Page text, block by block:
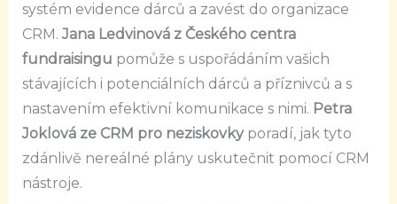
systém evidence dárců a zavést do organizace
CRM. Jana Ledvinová z Českého centra
fundraisingu pomůže s uspořádáním vašich
stávajících i potenciálních dárců a příznivců a s
nastavením efektivní komunikace s nimi. Petra
Joklová ze CRM pro neziskovky poradí, jak tyto
zdánlivě nereálné plány uskutečnit pomocí CRM
nástroje.